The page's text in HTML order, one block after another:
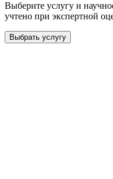
Выберите услугу и
учтено при экспертной
Выбрать услугу